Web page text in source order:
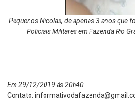
Pequenos Nicolas, de apenas 3 anos que
Policiais Militares em Fazenda Rio
Em 29/12/2019 ás 20h40
Contato: